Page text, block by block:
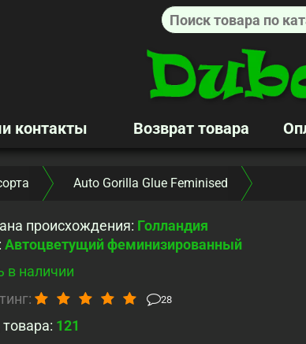
контакты Возврат товара
Auto Gorilla Glue Feminised
происхождения: Голландия
: Автоцветущий феминизированный
в наличии
28
121